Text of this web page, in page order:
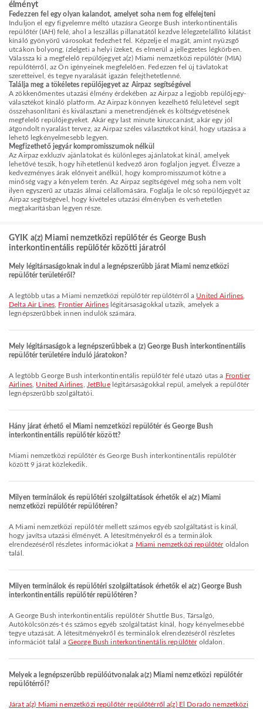
élményt
Fedezzen fel egy olyan kalandot, amelyet soha nem fog elfelejteni
Induljon el egy figyelemre méltó utazásra George Bush interkontinentális
repülőtér (IAH) felé, ahol a leszállás pillanatától kezdve lélegzetelállító kilátást
kínáló gyönyörű városokat fedezhet fel. Képzelje el magát, amint nyüzsgő
utcákon bolyong, ízlelgeti a helyi ízeket, és elmerül a jellegzetes légkörben.
Válassza ki a megfelelő repülőjegyet a(z) Miami nemzetközi repülőtér (MIA)
repülőtérről, az Ön igényeinek megfelelően. Fedezzen fel új távlatokat
szeretteivel, és tegye nyaralását igazán felejthetetlenné.
Találja meg a tökéletes repülőjegyet az Airpaz segítségével
A zökkenőmentes utazási élmény érdekében az Airpaz a legjobb repülőjegy-
választékot kínáló platform. Az Airpaz könnyen kezelhető felületével segít
összehasonlítani és kiválasztani a menetrendjének és költségvetésének
megfelelő repülőjegyeket. Akár egy last minute kiruccanást, akár egy jól
átgondolt nyaralást tervez, az Airpaz széles választékot kínál, hogy utazása a
lehető legkényelmesebb legyen.
Megfizethető jegyár kompromisszumok nélkül
Az Airpaz exkluzív ajánlatokat és különleges ajánlatokat kínál, amelyek
lehetővé teszik, hogy hihetetlenül kedvező áron foglaljon jegyet. Élvezze a
kedvezményes árak előnyeit anélkül, hogy kompromisszumot kötne a
minőség vagy a kényelem terén. Az Airpaz segítségével még soha nem volt
ilyen egyszerű az utazás álmai célállomására. Foglalja le olcsó repülőjegyét az
Airpaz segítségével, hogy kivételes utazási élményben és verhetetlen
megtakarításban legyen része.
GYIK a(z) Miami nemzetközi repülőtér és George Bush
interkontinentális repülőtér közötti járatról
Mely légitársaságoknak indul a legnépszerűbb járat Miami nemzetközi
repülőtér területéről?
A legtöbb utas a Miami nemzetközi repülőtér repülőtérről a United Airlines
Delta Air Lines Frontier Airlineslégitársaságokkal utazik, amelyek a
legnépszerűbbek innen indulók számára.
Mely légitársaságok a legnépszerűbbek a (z) George Bush interkontinentális
repülőtér területére induló járatokon?
A legtöbb George Bush interkontinentális repülőtér felé utazó utas a Frontier
Airlines United Airlines JetBluelégitársaságokkal repül, amelyek a repülőtér
legnépszerűbb szolgáltatói.
Hány járat érhető el Miami nemzetközi repülőtér és George Bush
interkontinentális repülőtér között?
Miami nemzetközi repülőtér és George Bush interkontinentális repülőtér
között 9 járat közlekedik.
Milyen terminálok és repülőtéri szolgáltatások érhetők el a(z) Miami
nemzetközi repülőtér repülőtéren?
A Miami nemzetközi repülőtér mellett számos egyéb szolgáltatást is kínál,
hogy javítsa utazási élményét. A létesítményekről és a terminálok
elrendezéséről részletes információkat a Miami nemzetközi repülőtéroldalon
talál.
Milyen terminálok és repülőtéri szolgáltatások érhetők el a(z) George Bush
interkontinentális repülőtér repülőtéren?
A George Bush interkontinentális repülőtér Shuttle Bus, Társalgó,
Autókölcsönzés-t és számos egyéb szolgáltatást kínál, hogy kényelmesebbé
tegye utazását. A létesítményekről és terminálok elrendezéséről részletes
információt talál a George Bush interkontinentális repülőtéroldalon.
Melyek a legnépszerűbb repülőútvonalak a(z) Miami nemzetközi repülőtér
repülőtérről?
járat a(z) Miami nemzetközi repülőtér repülőtérről a(z) El Dorado nemzetközi